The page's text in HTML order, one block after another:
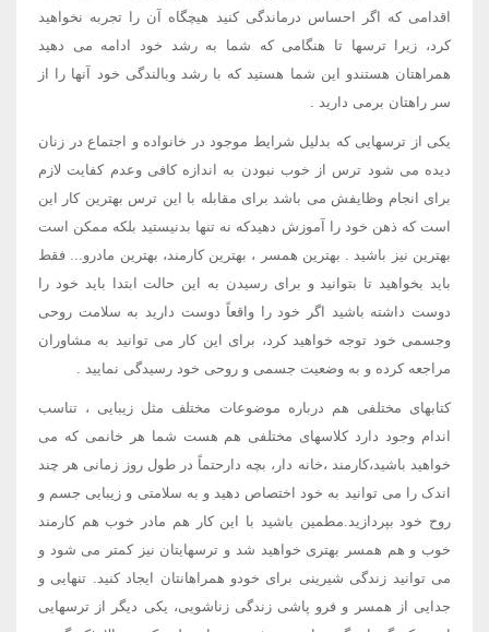
اقدامی که اگر احساس درماندگی کنید هیچگاه آن را تجربه نخواهید
کرد، زیرا ترسها تا هنگامی که شما به رشد خود ادامه می دهید
همراهتان هستندو این شما هستید که با رشد وبالندگی خود آنها را از
سر راهتان برمی دارید .
یکی از ترسهایی که بدلیل شرایط موجود در خانواده و اجتماع در زنان
دیده می شود ترس از خوب نبودن به اندازه کافی وعدم کفایت لازم
برای انجام وظایفش می باشد برای مقابله با این ترس بهترین کار این
است که ذهن خود را آموزش دهیدکه نه تنها بدنیستید بلکه ممکن است
بهترین نیز باشید . بهترین همسر ، بهترین کارمند، بهترین مادرو... فقط
باید بخواهید تا بتوانید و برای رسیدن به این حالت ابتدا باید خود را
دوست داشته باشید اگر خود را واقعاً دوست دارید به سلامت روحی
وجسمی خود توجه خواهید کرد، برای این کار می توانید به مشاوران
مراجعه کرده و به وضعیت جسمی و روحی خود رسیدگی نمایید .
کتابهای مختلفی هم درباره موضوعات مختلف مثل زیبایی ، تناسب
اندام وجود دارد کلاسهای مختلفی هم هست شما هر خانمی که می
خواهید باشید،کارمند ،خانه دار، بچه دارحتماً در طول روز زمانی هر چند
اندک را می توانید به خود اختصاص دهید و به سلامتی و زیبایی جسم و
روح خود بپردازید.مطمین باشید با این کار هم مادر خوب هم کارمند
خوب و هم همسر بهتری خواهید شد و ترسهایتان نیز کمتر می شود و
می توانید زندگی شیرینی برای خودو همراهانتان ایجاد کنید. تنهایی و
جدایی از همسر و فرو پاشی زندگی زناشویی، یکی دیگر از ترسهایی